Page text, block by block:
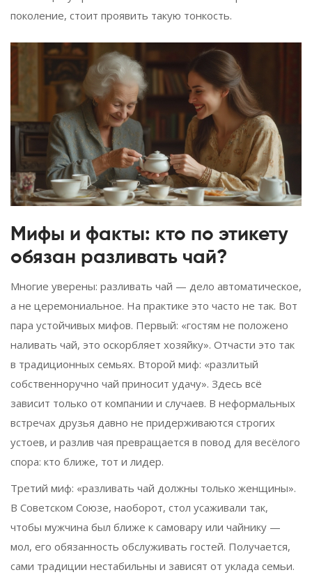
поколение, стоит проявить такую тонкость.
Мифы и факты: кто по этикету
обязан разливать чай?
Многие уверены: разливать чай — дело автоматическое,
а не церемониальное. На практике это часто не так. Вот
пара устойчивых мифов. Первый: «гостям не положено
наливать чай, это оскорбляет хозяйку». Отчасти это так
в традиционных семьях. Второй миф: «разлитый
собственноручно чай приносит удачу». Здесь всё
зависит только от компании и случаев. В неформальных
встречах друзья давно не придерживаются строгих
устоев, и разлив чая превращается в повод для весёлого
спора: кто ближе, тот и лидер.
Третий миф: «разливать чай должны только женщины».
В Советском Союзе, наоборот, стол усаживали так,
чтобы мужчина был ближе к самовару или чайнику —
мол, его обязанность обслуживать гостей. Получается,
сами традиции нестабильны и зависят от уклада семьи.